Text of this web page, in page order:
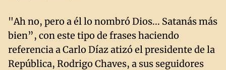
"Ah no, pero a él lo nombró Dios... Satanás más
bien”, con este tipo de frases haciendo
referencia a Carlo Díaz atizó el presidente de la
República, Rodrigo Chaves, a sus seguidores